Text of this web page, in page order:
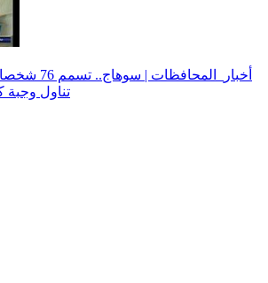
تناول